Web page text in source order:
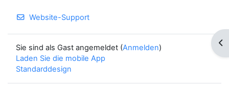
Website-Support
Sie sind als Gast angemeldet (Anmelden)
Laden Sie die mobile App
Standarddesign